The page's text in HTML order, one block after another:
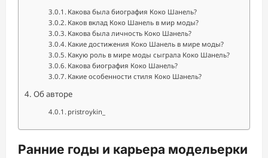
Какова была биография Коко Шанель?
Каков вклад Коко Шанель в мир моды?
Какова была личность Коко Шанель?
Какие достижения Коко Шанель в мире моды?
Какую роль в мире моды сыграла Коко Шанель?
Какова биография Коко Шанель?
Какие особенности стиля Коко Шанель?
Об авторе
pristroykin_
Ранние годы и карьера модельерки